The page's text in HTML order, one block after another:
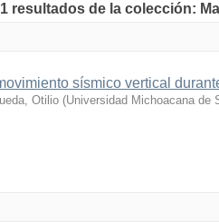
resultados de la colección:
sísmico vertical
Otilio (Universidad Michoacana de